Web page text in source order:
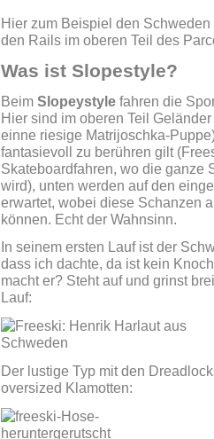
Hier zum Beispiel den
den Rails im oberen Teil des
Was ist Slopestyle?
Beim Slopeystyle fahren die
Hier sind im oberen Teil
einne riesige Matrijoschka-
fantasievoll zu berühren gilt
Skateboardfahren, wo die ganze
wird), unten werden auf den
erwartet, wobei diese Schanzen
können. Echt der Wahnsinn.
In seinem ersten Lauf ist der
dass ich dachte, da ist kein
macht er? Steht auf und grinst
Lauf:
Der lustige Typ mit den
oversized Klamotten: